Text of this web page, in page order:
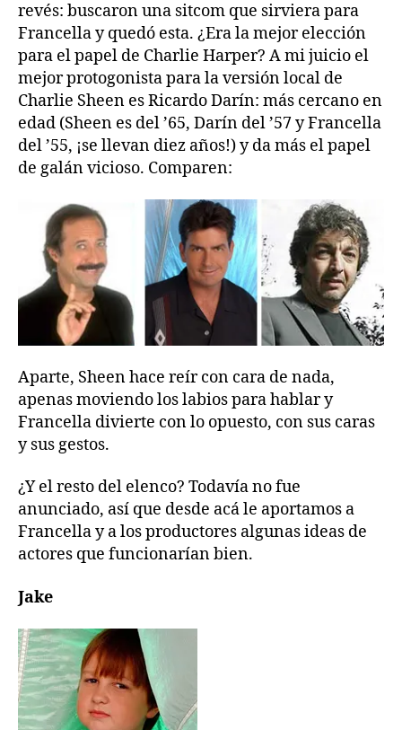
revés: buscaron una sitcom que sirviera para
Francella y quedó esta. ¿Era la mejor elección
para el papel de Charlie Harper? A mi juicio el
mejor protogonista para la versión local de
Charlie Sheen es Ricardo Darín: más cercano en
edad (Sheen es del ’65, Darín del ’57 y Francella
del ’55, ¡se llevan diez años!) y da más el papel
de galán vicioso. Comparen:
Aparte, Sheen hace reír con cara de nada,
apenas moviendo los labios para hablar y
Francella divierte con lo opuesto, con sus caras
y sus gestos.
¿Y el resto del elenco? Todavía no fue
anunciado, así que desde acá le aportamos a
Francella y a los productores algunas ideas de
actores que funcionarían bien.
Jake